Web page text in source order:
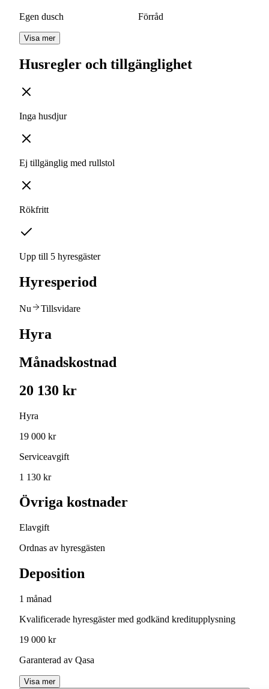
Egen dusch Förråd
Visa mer
Husregler och tillgänglighet
Inga husdjur
Ej tillgänglig med rullstol
Rökfritt
Upp till 5 hyresgäster
Hyresperiod
Nu Tillsvidare
Hyra
Månadskostnad
20 130 kr
Hyra
19 000 kr
Serviceavgift
1 130 kr
Övriga kostnader
Elavgift
Ordnas av hyresgästen
Deposition
1 månad
Kvalificerade hyresgäster med godkänd kreditupplysning
19 000 kr
Garanterad av Qasa
Visa mer